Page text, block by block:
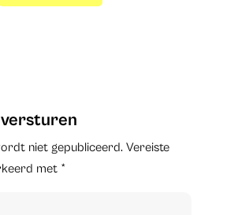
niet gepubliceerd. Vereiste
met *